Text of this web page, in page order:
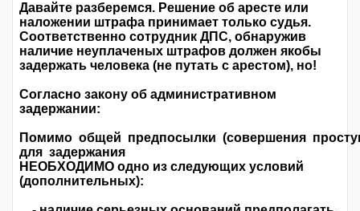
Давайте разберемся. Решение об аресте или
наложении штрафа принимает только судья.
Соответственно сотрудник ДПС, обнаружив
наличие неуплаченых штрафов должен якобы
задержать человека (не путать с арестом), но!
Согласно закону об административном
задержании:
Помимо общей предпосылки (совершения
для задержания
НЕОБХОДИМО одно из следующих условий
(дополнительных):